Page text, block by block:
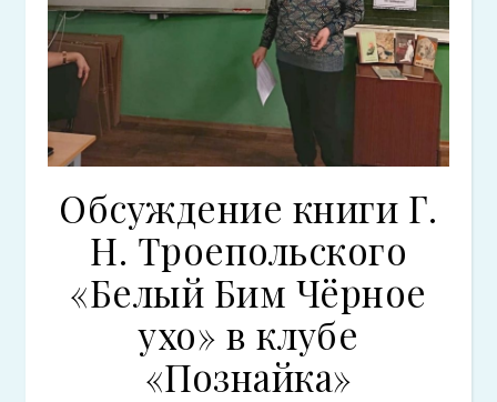
Обсуждение книги Г.
Н. Троепольского
«Белый Бим Чёрное
ухо» в клубе
«Познайка»